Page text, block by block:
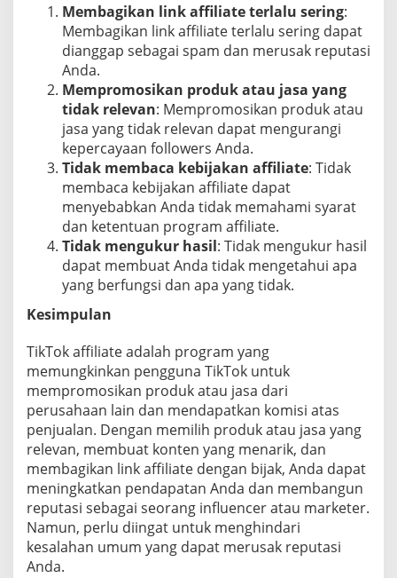
Membagikan link affiliate terlalu sering:
Membagikan link affiliate terlalu sering dapat
dianggap sebagai spam dan merusak reputasi
Anda.
Mempromosikan produk atau jasa yang
tidak relevan: Mempromosikan produk atau
jasa yang tidak relevan dapat mengurangi
kepercayaan followers Anda.
Tidak membaca kebijakan affiliate: Tidak
membaca kebijakan affiliate dapat
menyebabkan Anda tidak memahami syarat
dan ketentuan program affiliate.
Tidak mengukur hasil: Tidak mengukur hasil
dapat membuat Anda tidak mengetahui apa
yang berfungsi dan apa yang tidak.
Kesimpulan
TikTok affiliate adalah program yang
memungkinkan pengguna TikTok untuk
mempromosikan produk atau jasa dari
perusahaan lain dan mendapatkan komisi atas
penjualan. Dengan memilih produk atau jasa yang
relevan, membuat konten yang menarik, dan
membagikan link affiliate dengan bijak, Anda dapat
meningkatkan pendapatan Anda dan membangun
reputasi sebagai seorang influencer atau marketer.
Namun, perlu diingat untuk menghindari
kesalahan umum yang dapat merusak reputasi
Anda.